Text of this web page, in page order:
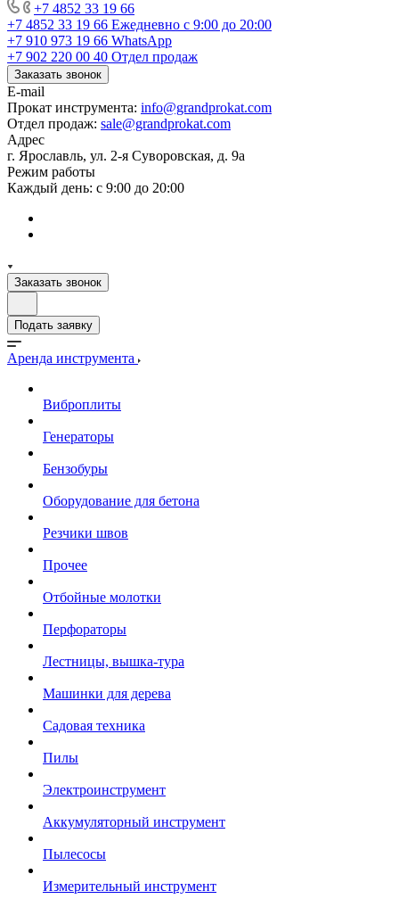
+7 4852 33 19 66
+7 4852 33 19 66 Ежедневно с 9:00 до 20:00
+7 910 973 19 66 WhatsApp
+7 902 220 00 40 Отдел продаж
Заказать звонок
E-mail
Прокат инструмента: info@grandprokat.com
Отдел продаж: sale@grandprokat.com
Адрес
г. Ярославль, ул. 2-я Суворовская, д. 9а
Режим работы
Каждый день: с 9:00 до 20:00
Заказать звонок
Подать заявку
Аренда инструмента
Виброплиты
Генераторы
Бензобуры
Оборудование для бетона
Резчики швов
Прочее
Отбойные молотки
Перфораторы
Лестницы, вышка-тура
Машинки для дерева
Садовая техника
Пилы
Электроинструмент
Аккумуляторный инструмент
Пылесосы
Измерительный инструмент